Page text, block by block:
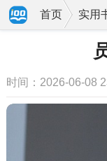
首页 实用
时间：2026-06-08